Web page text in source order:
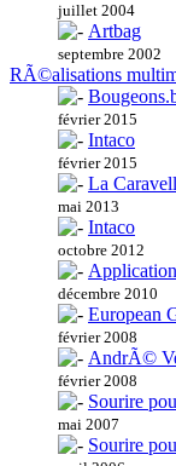
juillet 2004
Artbag
septembre 2002
RÃ©alisations
février 2015
Intaco
février 2015
La
mai 2013
Intaco
octobre 2012
décembre 2010
European
février 2008
AndrÃ©
février 2008
Sourire
mai 2007
Sourire